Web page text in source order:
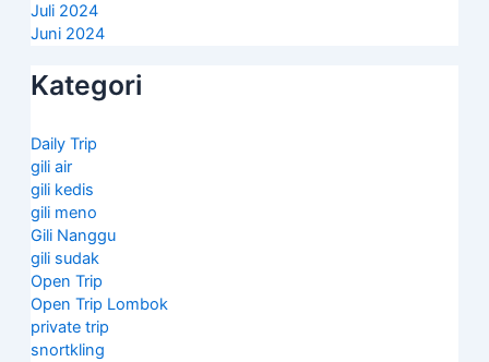
Juli 2024
Juni 2024
Kategori
Daily Trip
gili air
gili kedis
gili meno
Gili Nanggu
gili sudak
Open Trip
Open Trip Lombok
private trip
snortkling